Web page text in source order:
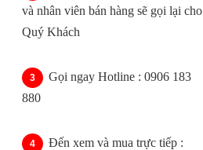
và nhân viên bán hàng sẽ gọi lại cho
Quý Khách
Gọi ngay Hotline : 0906 183
880
Đến xem và mua trực tiếp :